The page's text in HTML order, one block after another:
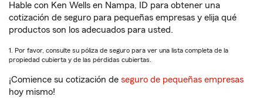
Hable con Ken Wells en Nampa, ID para obtener una
cotización de seguro para pequeñas empresas y elija qué
productos son los adecuados para usted.
1. Por favor, consulte su póliza de seguro para ver una lista completa de la
propiedad cubierta y de las pérdidas cubiertas.
¡Comience su cotización de seguro de pequeñas empresas
hoy mismo!